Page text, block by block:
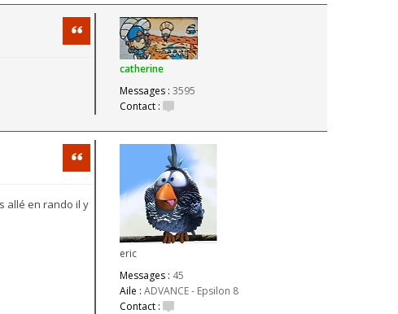
catherine
Messages : 3595
Contact :
Citation
eric
Messages : 45
Aile : ADVANCE - Epsilon 8
Contact :
Citation
allé en rando il y